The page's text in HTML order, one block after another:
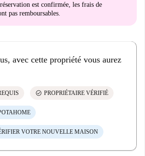
est confirmée, les frais de
pas remboursables
avec cette propriété vous aurez
check_circle PROPRIÉTAIRE VÉRIFIÉ
VOTRE NOUVELLE MAISON